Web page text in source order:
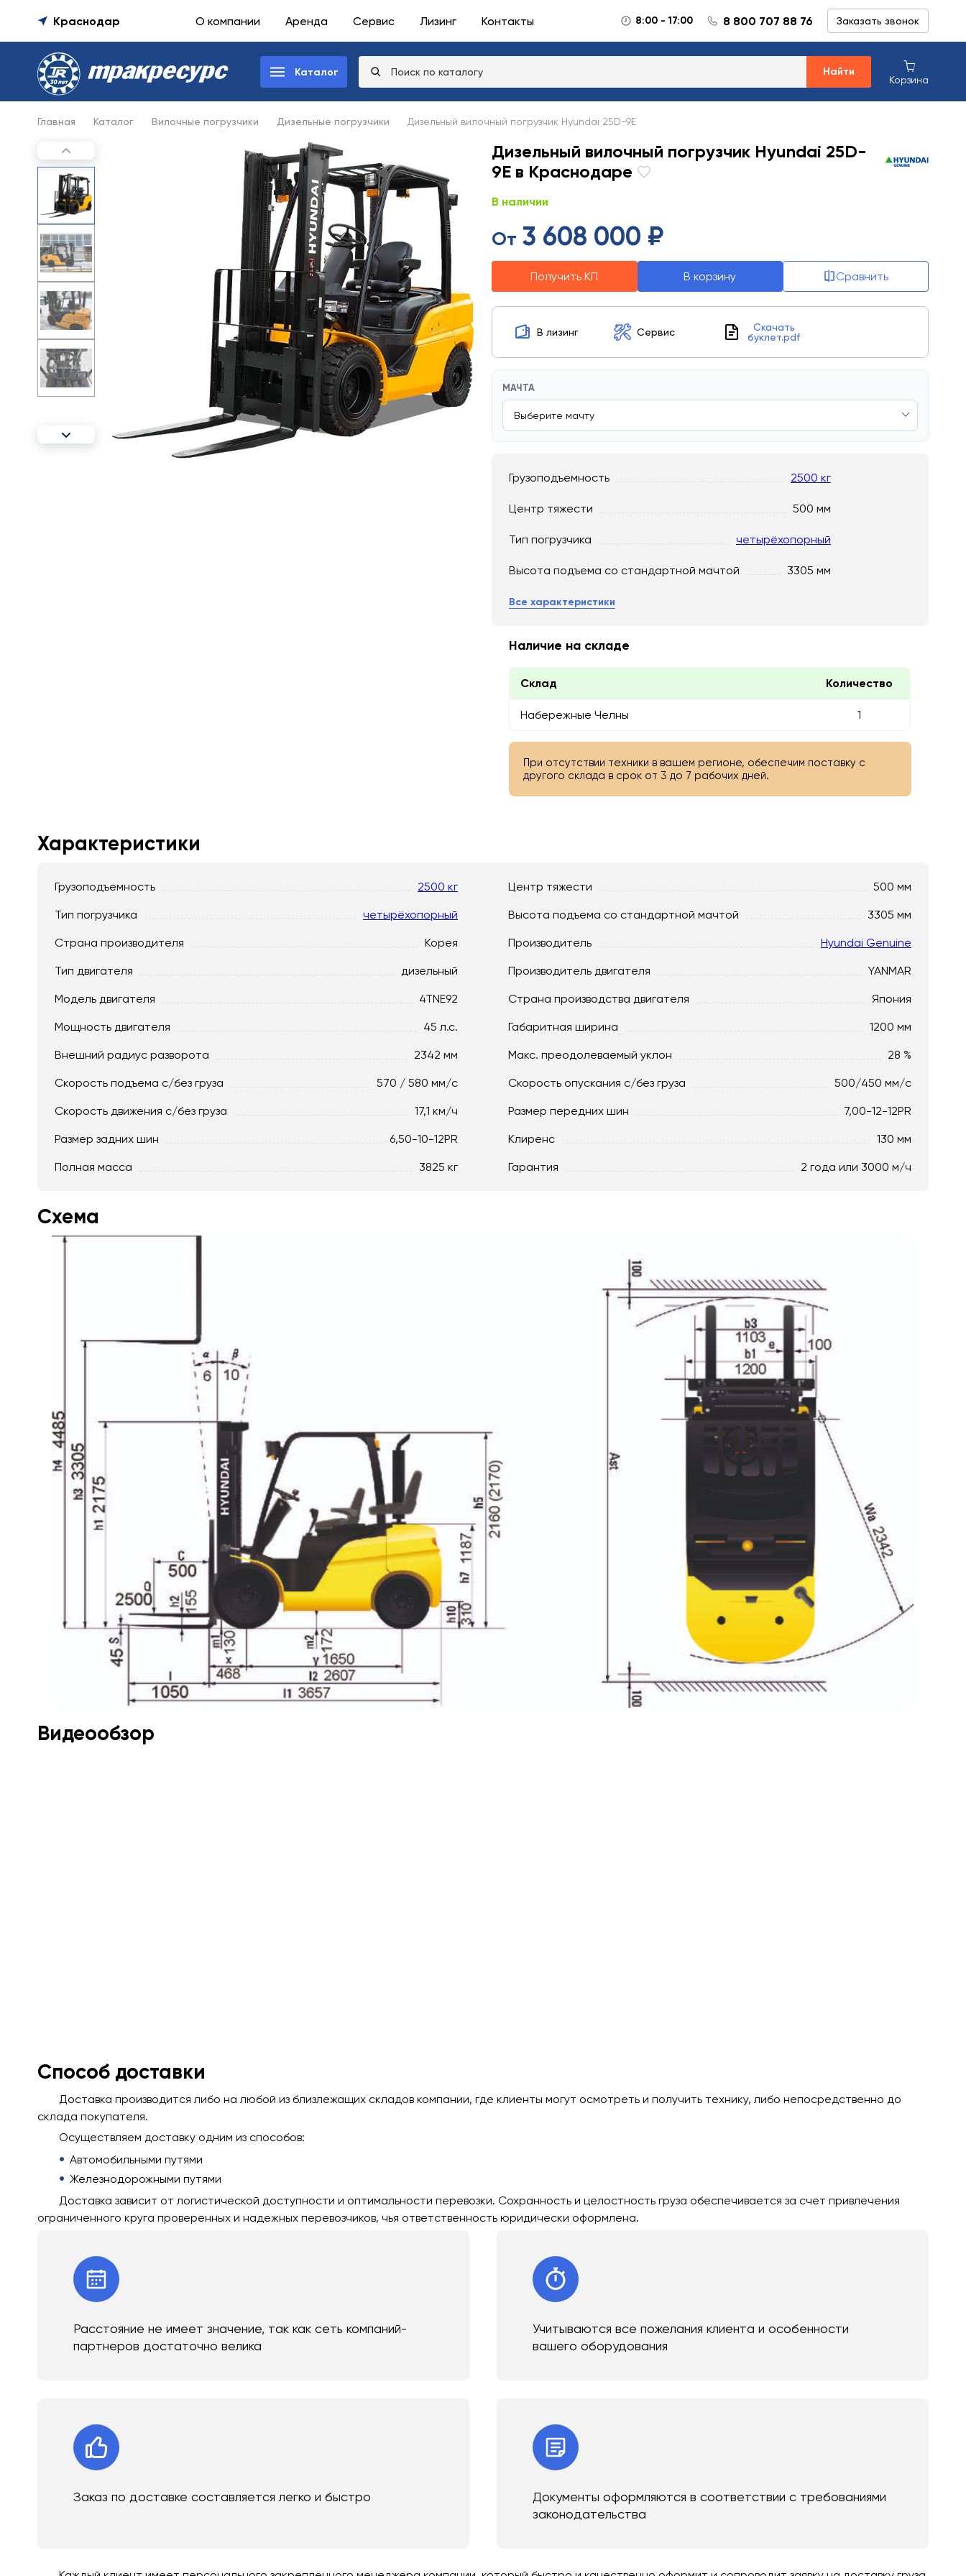
Краснодар О компании Аренда Сервис Лизинг Контакты 8:00 - 17:00 8 800 707 88 76 Заказать звонок
Каталог Найти
Корзина
Главная Каталог Вилочные погрузчики Дизельные погрузчики Дизельный вилочный погрузчик Hyundai 25D-9E
Дизельный вилочный погрузчик Hyundai 25D-
9E в Краснодаре
В наличии
От 3 608 000 ₽
Получить КП В корзину Сравнить
В лизинг Сервис
Скачать
буклет.pdf
МАЧТА
Грузоподъемность 2500 кг
Центр тяжести 500 мм
Тип погрузчика четырёхопорный
Высота подъема со стандартной мачтой 3305 мм
Все характеристики
Наличие на складе
Склад Количество
Набережные Челны 1
При отсутствии техники в вашем регионе, обеспечим поставку с
другого склада в срок от 3 до 7 рабочих дней.
Характеристики
Грузоподъемность 2500 кг Центр тяжести 500 мм
Тип погрузчика четырёхопорный Высота подъема со стандартной мачтой 3305 мм
Страна производителя Корея Производитель Hyundai Genuine
Тип двигателя дизельный Производитель двигателя YANMAR
Модель двигателя 4TNE92 Страна производства двигателя Япония
Мощность двигателя 45 л.с. Габаритная ширина 1200 мм
Внешний радиус разворота 2342 мм Макс. преодолеваемый уклон 28 %
Скорость подъема с/без груза 570 / 580 мм/с Скорость опускания c/без груза 500/450 мм/с
Скорость движения c/без груза 17,1 км/ч Размер передних шин 7,00-12-12PR
Размер задних шин 6,50-10-12PR Клиренс 130 мм
Полная масса 3825 кг Гарантия 2 года или 3000 м/ч
Схема
Видеообзор
Способ доставки
Доставка производится либо на любой из близлежащих складов компании, где клиенты могут осмотреть и получить технику, либо непосредственно до
склада покупателя.
Осуществляем доставку одним из способов:
Автомобильными путями
Железнодорожными путями
Доставка зависит от логистической доступности и оптимальности перевозки. Сохранность и целостность груза обеспечивается за счет привлечения
ограниченного круга проверенных и надежных перевозчиков, чья ответственность юридически оформлена.
Расстояние не имеет значение, так как сеть компаний-
партнеров достаточно велика
Учитываются все пожелания клиента и особенности
вашего оборудования
Заказ по доставке составляется легко и быстро
Документы оформляются в соответствии с требованиями
законодательства